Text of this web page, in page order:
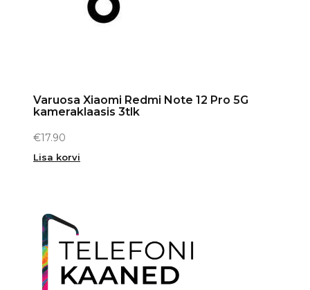
Varuosa Xiaomi Redmi Note 12 Pro 5G
kameraklaasis 3tlk
€17.90
Lisa korvi